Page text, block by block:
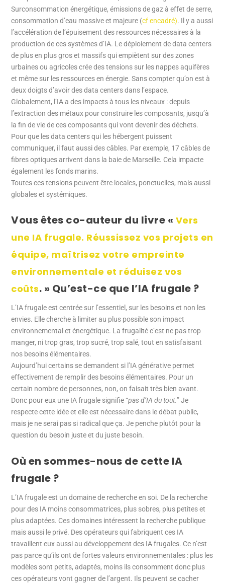
Surconsommation énergétique, émissions de gaz à effet de serre,
consommation d’eau massive et majeure (cf encadré). Il y a aussi
l’accélération de l’épuisement des ressources nécessaires à la
production de ces systèmes d’IA. Le déploiement de data centers
de plus en plus gros et massifs qui empiètent sur des zones
urbaines ou agricoles crée des tensions sur les nappes aquifères
et même sur les ressources en énergie. Sans compter qu’on est à
deux doigts d’avoir des data centers dans l’espace.
Globalement, l’IA a des impacts à tous les niveaux : depuis
l’extraction des métaux pour construire les composants, jusqu’à
la fin de vie de ces composants qui vont devenir des déchets.
Pour que les data centers qui les hébergent puissent
communiquer, il faut aussi des câbles. Par exemple, 17 câbles de
fibres optiques arrivent dans la baie de Marseille. Cela impacte
également les fonds marins.
Toutes ces tensions peuvent être locales, ponctuelles, mais aussi
globales et systémiques.
Vous êtes co-auteur du livre « Vers
une IA frugale. Réussissez vos projets en
équipe, maîtrisez votre empreinte
environnementale et réduisez vos
coûts. » Qu’est-ce que l’IA frugale ?
L’IA frugale est centrée sur l’essentiel, sur les besoins et non les
envies. Elle cherche à limiter au plus possible son impact
environnemental et énergétique. La frugalité c’est ne pas trop
manger, ni trop gras, trop sucré, trop salé, tout en satisfaisant
nos besoins élémentaires.
Aujourd’hui certains se demandent si l’IA générative permet
effectivement de remplir des besoins élémentaires. Pour un
certain nombre de personnes, non, on faisait très bien avant.
Donc pour eux une IA frugale signifie “pas d’IA du tout.” Je
respecte cette idée et elle est nécessaire dans le débat public,
mais je ne serai pas si radical que ça. Je penche plutôt pour la
question du besoin juste et du juste besoin.
Où en sommes-nous de cette IA
frugale ?
L’IA frugale est un domaine de recherche en soi. De la recherche
pour des IA moins consommatrices, plus sobres, plus petites et
plus adaptées. Ces domaines intéressent la recherche publique
mais aussi le privé. Des opérateurs qui fabriquent ces IA
travaillent eux aussi au développement des IA frugales. Ce n’est
pas parce qu’ils ont de fortes valeurs environnementales : plus les
modèles sont petits, adaptés, moins ils consomment donc plus
ces opérateurs vont gagner de l’argent. Ils peuvent se cacher